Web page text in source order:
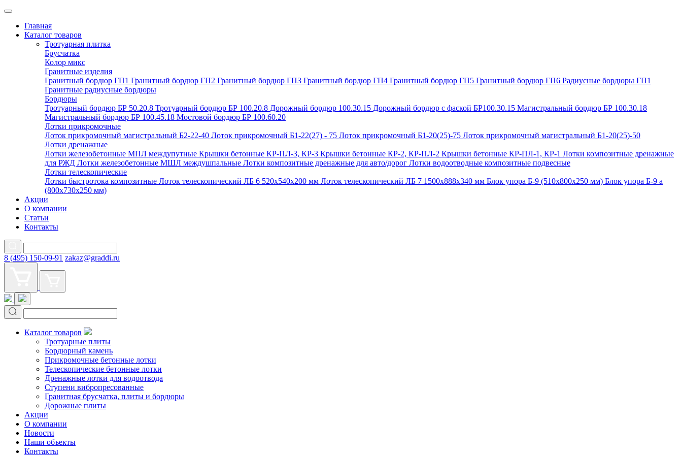
Главная
Каталог товаров
Тротуарная плитка
Брусчатка
Колор микс
Гранитные изделия
Гранитный бордюр ГП1 Гранитный бордюр ГП2 Гранитный бордюр ГП3 Гранитный бордюр ГП4 Гранитный бордюр ГП5 Гранитный бордюр ГП6 Радиусные бордюры ГП1
Гранитные радиусные бордюры
Бордюры
Тротуарный бордюр БР 50.20.8 Тротуарный бордюр БР 100.20.8 Дорожный бордюр 100.30.15 Дорожный бордюр с фаской БР100.30.15 Магистральный бордюр БР 100.30.18
Магистральный бордюр БР 100.45.18 Мостовой бордюр БР 100.60.20
Лотки прикромочные
Лоток прикромочный магистральный Б2-22-40 Лоток прикромочный Б1-22(27) - 75 Лоток прикромочный Б1-20(25)-75 Лоток прикромочный магистральный Б1-20(25)-50
Лотки дренажные
Лотки железобетонные МПЛ междупутные Крышки бетонные КР-ПЛ-3, КР-3 Крышки бетонные КР-2, КР-ПЛ-2 Крышки бетонные КР-ПЛ-1, КР-1 Лотки композитные дренажные
для РЖД Лотки железобетонные МШЛ междушпальные Лотки композитные дренажные для авто/дорог Лотки водоотводные композитные подвесные
Лотки телескопические
Лотки быстротока композитные Лоток телескопический ЛБ 6 520х540х200 мм Лоток телескопический ЛБ 7 1500х888х340 мм Блок упора Б-9 (510х800х250 мм) Блок упора Б-9 а
(800х730х250 мм)
Акции
О компании
Статьи
Контакты
8 (495) 150-09-91 zakaz@graddi.ru
Каталог товаров
Тротуарные плиты
Бордюрный камень
Прикромочные бетонные лотки
Телескопические бетонные лотки
Дренажные лотки для водоотвода
Ступени вибропресованные
Гранитная брусчатка, плиты и бордюры
Дорожные плиты
Акции
О компании
Новости
Наши объекты
Контакты